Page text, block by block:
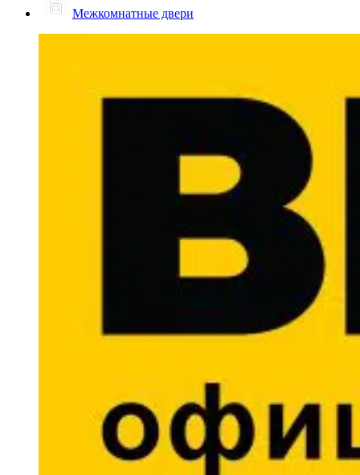
Межкомнатные двери